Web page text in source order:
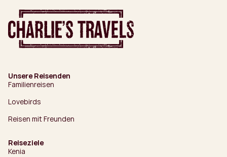
Unsere Reisenden
Familienreisen
Lovebirds
Reisen mit Freunden
Reiseziele
Kenia